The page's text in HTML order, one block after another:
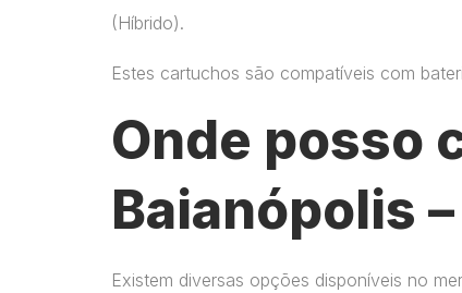
(Híbrido).
Estes cartuchos são compatíveis com
Onde posso
Baianópolis –
Existem diversas opções disponíveis no